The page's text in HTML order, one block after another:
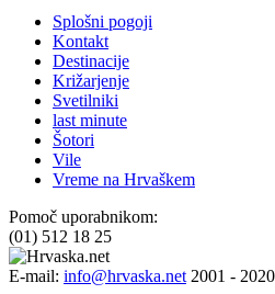
Splošni pogoji
Kontakt
Destinacije
Križarjenje
Svetilniki
last minute
Šotori
Vile
Vreme na Hrvaškem
Pomoč uporabnikom:
(01) 512 18 25
E-mail: info@hrvaska.net 2001 -